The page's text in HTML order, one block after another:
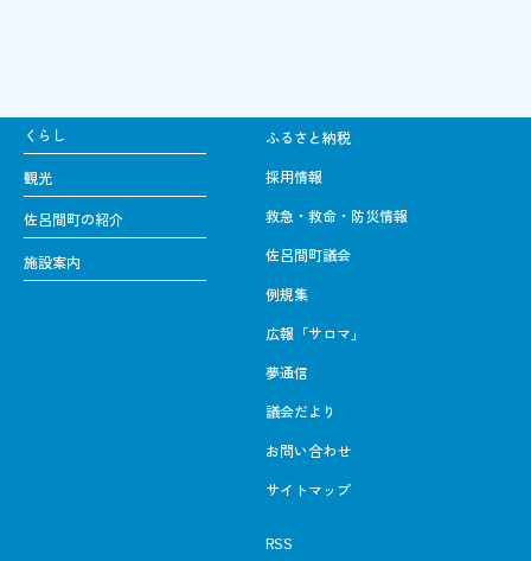
くらし
観光
佐呂間町の紹介
施設案内
ふるさと納税
採用情報
救急・救命・防災情報
佐呂間町議会
例規集
広報「サロマ」
夢通信
議会だより
お問い合わせ
サイトマップ
RSS